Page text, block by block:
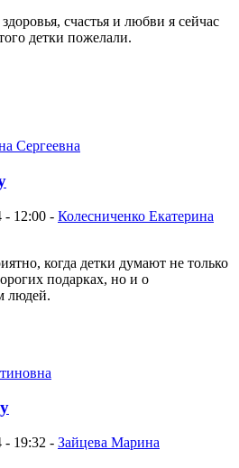
счастья и любви я сейчас
детки пожелали.
- 12:00 - Колесниченко Екатерина
когда детки думают не только
подарках, но и о
людей.
- 19:32 - Зайцева Марина